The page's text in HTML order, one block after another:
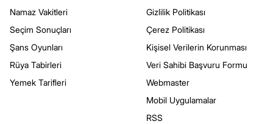
Namaz Vakitleri
Seçim Sonuçları
Şans Oyunları
Rüya Tabirleri
Yemek Tarifleri
Gizlilik Politikası
Çerez Politikası
Kişisel Verilerin Korunması
Veri Sahibi Başvuru Formu
Webmaster
Mobil Uygulamalar
RSS